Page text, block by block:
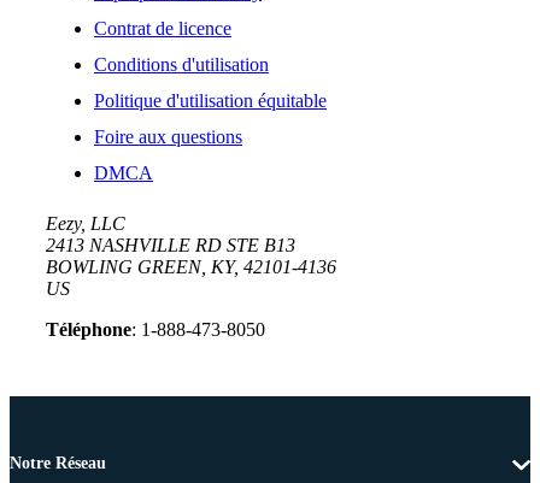
Contrat de licence
Conditions d'utilisation
Politique d'utilisation équitable
Foire aux questions
DMCA
Eezy, LLC
2413 NASHVILLE RD STE B13
BOWLING GREEN, KY, 42101-4136
US
Téléphone: 1-888-473-8050
Notre Réseau